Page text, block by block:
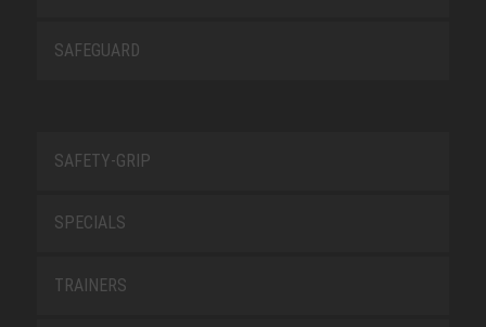
SAFEGUARD
SAFETY-GRIP
SPECIALS
TRAINERS